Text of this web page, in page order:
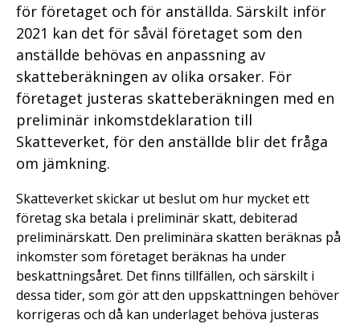
för företaget och för anställda. Särskilt inför
2021 kan det för såväl företaget som den
anställde behövas en anpassning av
skatteberäkningen av olika orsaker. För
företaget justeras skatteberäkningen med en
preliminär inkomstdeklaration till
Skatteverket, för den anställde blir det fråga
om jämkning.
Skatteverket skickar ut beslut om hur mycket ett
företag ska betala i preliminär skatt, debiterad
preliminärskatt. Den preliminära skatten beräknas på
inkomster som företaget beräknas ha under
beskattningsåret. Det finns tillfällen, och särskilt i
dessa tider, som gör att den uppskattningen behöver
korrigeras och då kan underlaget behöva justeras